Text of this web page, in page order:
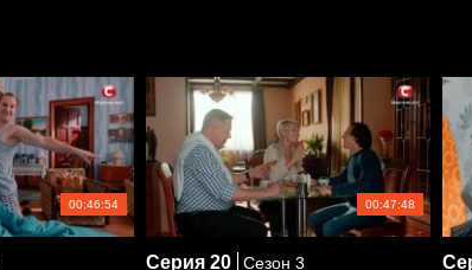
00:46:54 00:47:48
Серия 20
Сезон 3